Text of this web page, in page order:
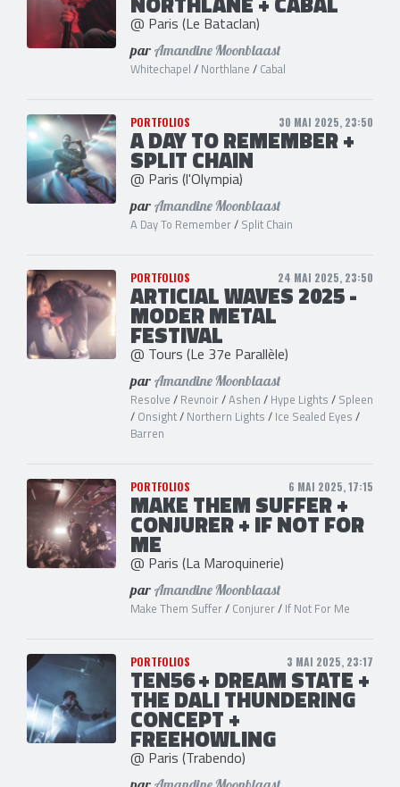
@ Paris (Le Bataclan)
par Amandine Moonblaast
Whitechapel / Northlane / Cabal
PORTFOLIOS 30 MAI 2025, 23:50
A DAY TO REMEMBER +
SPLIT CHAIN
@ Paris (l'Olympia)
par Amandine Moonblaast
A Day To Remember/ Split Chain
PORTFOLIOS 24 MAI 2025, 23:50
ARTICIAL WAVES 2025 -
MODER METAL
FESTIVAL
@ Tours (Le 37e Parallèle)
par Amandine Moonblaast
Resolve / Revnoir/Ashen / Hype Lights / Spleen
/ Onsight/ Northern Lights / Ice Sealed Eyes /
Barren
PORTFOLIOS 6 MAI 2025, 17:15
MAKE THEM SUFFER +
CONJURER + IF NOT FOR
ME
@ Paris (La Maroquinerie)
par Amandine Moonblaast
Make Them Suffer/ Conjurer/ If Not For Me
PORTFOLIOS 3 MAI 2025, 23:17
TEN56 + DREAM STATE +
THE DALI THUNDERING
CONCEPT +
FREEHOWLING
@ Paris (Trabendo)